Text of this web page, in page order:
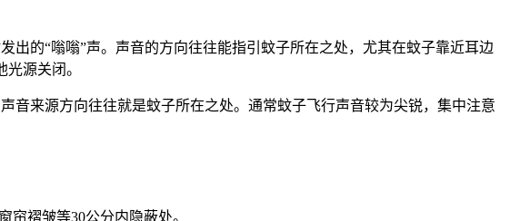
的“嗡嗡”声。声音的方向往往能指引蚊子所在之处，尤其在蚊子靠近耳边
源关闭。
音来源方向往往就是蚊子所在之处。通常蚊子飞行声音较为尖锐，集中注意
褶皱等30公分内隐蔽处。